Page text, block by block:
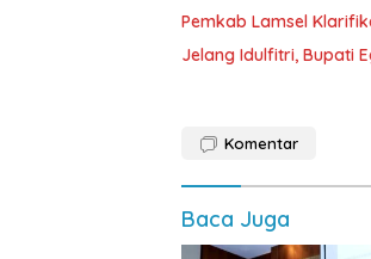
Pemkab Lamsel
Jelang Idulfitri, Bupati
Komentar
Baca Juga